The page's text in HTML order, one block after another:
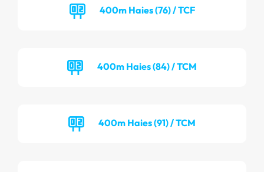
400m Haies (76) / TCF
400m Haies (84) / TCM
400m Haies (91) / TCM